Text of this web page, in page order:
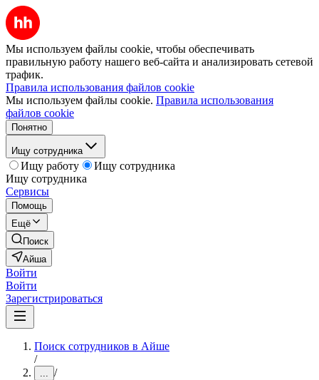
Мы используем файлы cookie, чтобы обеспечивать
правильную работу нашего веб-сайта и анализировать сетевой
трафик.
Правила использования файлов cookie
Мы используем файлы cookie. Правила использования
файлов cookie
Понятно
Ищу сотрудника
Ищу работу
Ищу сотрудника
Ищу сотрудника
Сервисы
Помощь
Ещё
Поиск
Айша
Войти
Войти
Зарегистрироваться
Поиск сотрудников в Айше
/
... /